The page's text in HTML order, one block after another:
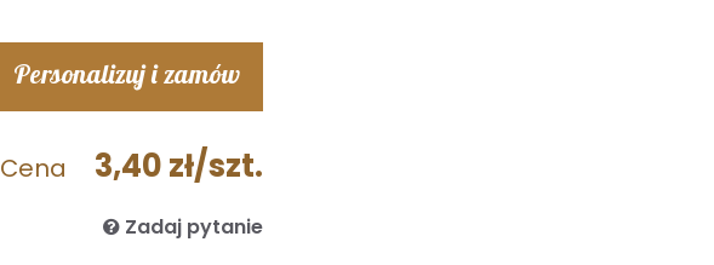
Cena 3,40 zł/szt.
Personalizuj i zamów
Zadaj pytanie